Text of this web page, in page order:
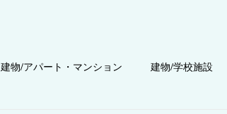
建物/アパート・マンション 建物/学校施設